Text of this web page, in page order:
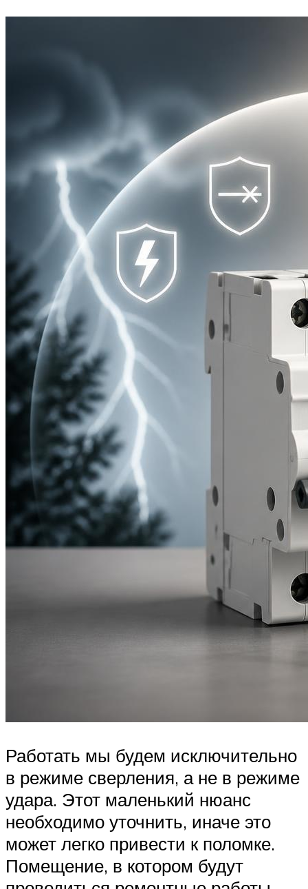
Работать мы будем исключительно
в режиме сверления, а не в режиме
удара. Этот маленький нюанс
необходимо уточнить, иначе это
может легко привести к поломке.
Помещение, в котором будут